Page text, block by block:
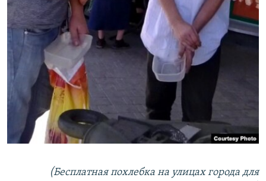
(Бесплатная похлебка на улицах города для